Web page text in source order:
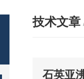
技术文章
石英亚